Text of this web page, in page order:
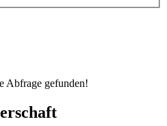
Abfrage gefunden!